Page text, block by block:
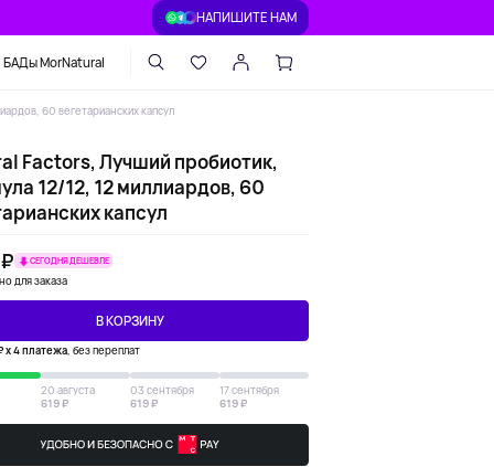
НАПИШИТЕ НАМ
БАДы MorNatural
60 вегетарианских капсул
Factors, Лучший пробиотик,
12/12, 12 миллиардов, 60
капсул
СЕГОДНЯ ДЕШЕВЛЕ
для заказа
В КОРЗИНУ
х 4 платежа, без переплат
20 августа
619 ₽
03 сентября
619 ₽
17 сентября
619 ₽